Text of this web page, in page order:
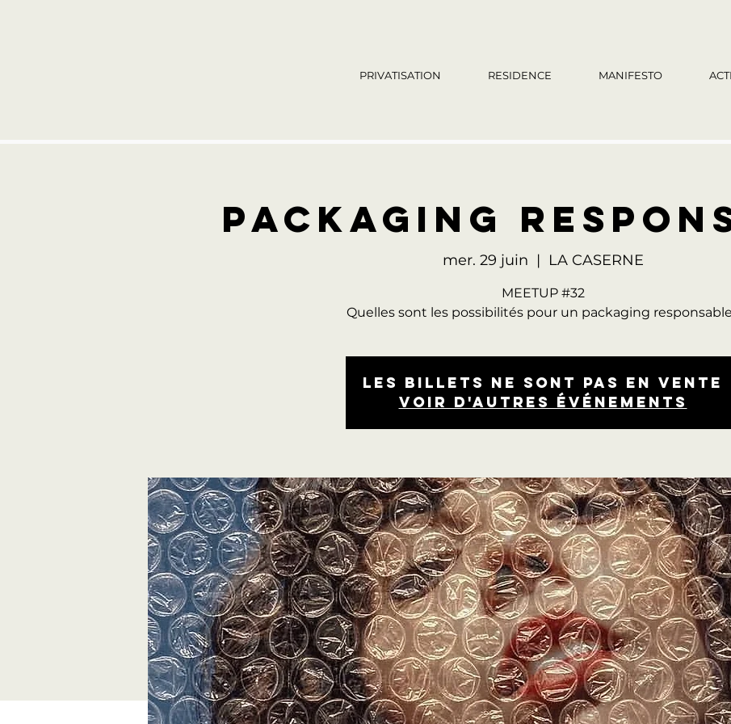
PRIVATISATION RESIDENCE MANIFESTO
PACKAGING
mer. 29 juin
  |
LA CASERNE
MEETUP #32
Quelles sont les possibilités pour un packaging
Les billets ne sont pas en vente
Voir d'autres événements